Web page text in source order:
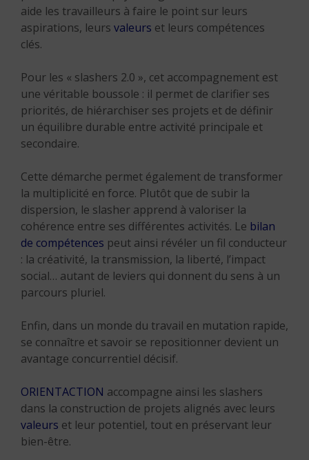
aide les travailleurs à faire le point sur leurs
aspirations, leurs valeurs et leurs compétences
clés.
Pour les « slashers 2.0 », cet accompagnement est
une véritable boussole : il permet de clarifier ses
priorités, de hiérarchiser ses projets et de définir
un équilibre durable entre activité principale et
secondaire.
Cette démarche permet également de transformer
la multiplicité en force. Plutôt que de subir la
dispersion, le slasher apprend à valoriser la
cohérence entre ses différentes activités. Le bilan
de compétences peut ainsi révéler un fil conducteur
: la créativité, la transmission, la liberté, l’impact
social… autant de leviers qui donnent du sens à un
parcours pluriel.
Enfin, dans un monde du travail en mutation rapide,
se connaître et savoir se repositionner devient un
avantage concurrentiel décisif.
ORIENTACTION accompagne ainsi les slashers
dans la construction de projets alignés avec leurs
valeurs et leur potentiel, tout en préservant leur
bien-être.